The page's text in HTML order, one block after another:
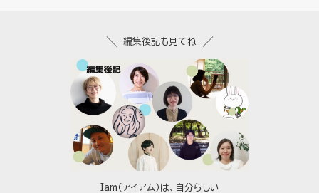
Iam（アイアム）は、自分らしい
編集後記も見てね